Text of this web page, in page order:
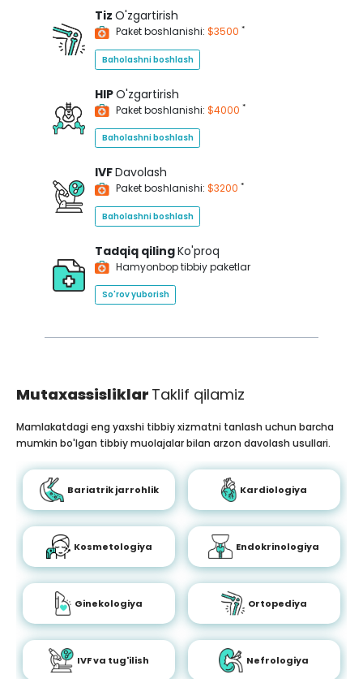
Tiz O'zgartirish
Paket boshlanishi: $3500 *
Baholashni boshlash
HIPO'zgartirish
Paket boshlanishi: $4000 *
Baholashni boshlash
IVFDavolash
Paket boshlanishi: $3200 *
Baholashni boshlash
Tadqiq qilingKo'proq
Hamyonbop tibbiy paketlar
So'rov yuborish
Mutaxassisliklar Taklif qilamiz
Mamlakatdagi eng yaxshi tibbiy xizmatni tanlash uchun barcha
mumkin bo'lgan tibbiy muolajalar bilan arzon davolash usullari.
Bariatrik jarrohlik Kardiologiya
Kosmetologiya Endokrinologiya
Ginekologiya Ortopediya
IVF va tug'ilish Nefrologiya